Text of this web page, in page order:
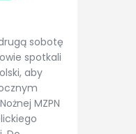
sobotę
spotkali
aby
MZPN